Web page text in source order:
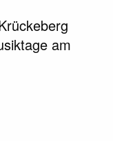
am